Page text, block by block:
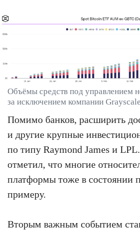
Объёмы средств под управлением
за исключением компании Grayscale
Помимо банков, расширить
и другие крупные
по типу Raymond James и
отметил, что многие
платформы тоже в состоянии
примеру.
Вторым важным событием